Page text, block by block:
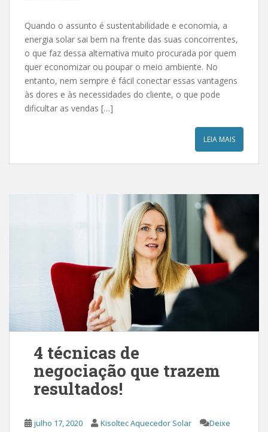
Quando o assunto é sustentabilidade e economia, a
energia solar sai bem na frente das suas concorrentes,
o que faz dessa alternativa muito procurada por quem
quer economizar ou poupar o meio ambiente. No
entanto, nem sempre é fácil conectar essas vantagens
às dores e às necessidades do cliente, o que pode
dificultar as vendas […]
LEIA MAIS
4 técnicas de
negociação que trazem
resultados!
julho 17, 2020 Kisoltec Aquecedor Solar
Deixe